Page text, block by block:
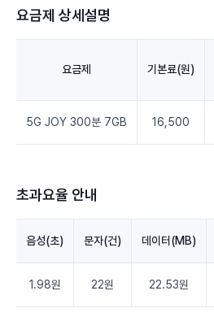
요금제 상세설명
요금제 기본료(원)
5G JOY 300분 7GB 16,500
초과요율 안내
음성(초) 문자(건) 데이터(MB)
1.98원 22원 22.53원